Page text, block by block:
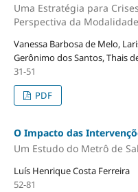
Uma Estratégia para
Perspectiva da
Vanessa Barbosa de Melo,
Gerônimo dos Santos, Thais
31-51
PDF
O Impacto das
Um Estudo do Metrô de
Luís Henrique Costa Ferreira
52-81